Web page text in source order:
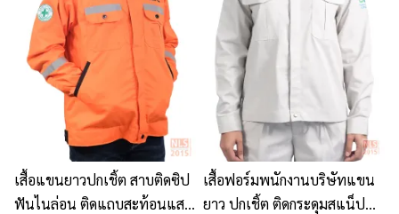
เสื้อแขนยาวปกเชิ้ต สาบติดซิป
ฟันไนล่อน ติดแถบสะท้อนแสง
เสื้อฟอร์มพนักงานบริษัทแขน
ยาว ปกเชิ้ต ติดกระดุมสแน็ป